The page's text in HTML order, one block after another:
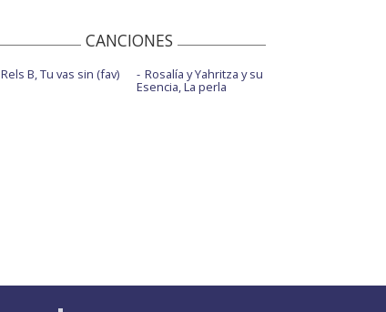
CANCIONES
Rels B, Tu vas sin (fav) Rosalía y Yahritza y su
Esencia, La perla